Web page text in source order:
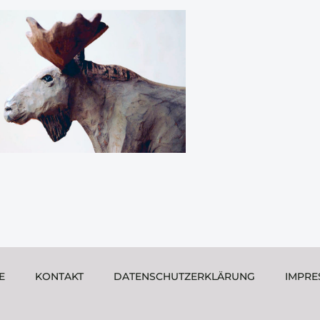
KONTAKT DATENSCHUTZERKLÄRUNG